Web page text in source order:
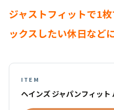
ジャストフィットで1
ックスしたい休日など
ITEM
ヘインズ ジャパンフィット